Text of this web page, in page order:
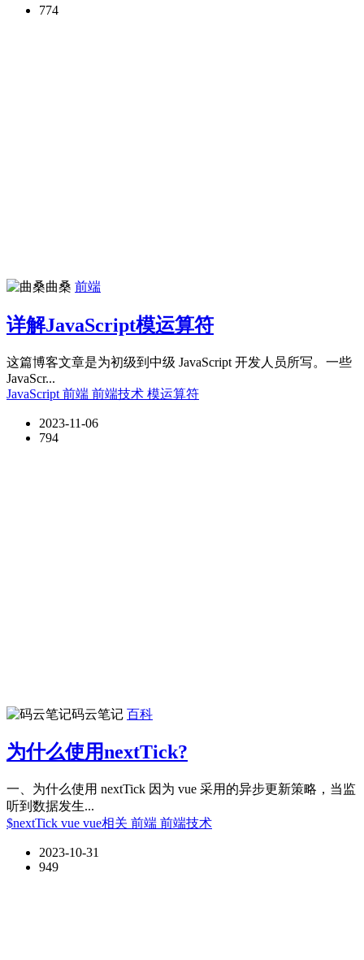
774
曲桑 前端
详解JavaScript模运算符
这篇博客文章是为初级到中级 JavaScript 开发人员所写。一些
JavaScr...
JavaScript 前端 前端技术 模运算符
2023-11-06
794
码云笔记 百科
为什么使用nextTick?
一、为什么使用 nextTick 因为 vue 采用的异步更新策略，当监
听到数据发生...
$nextTick vue vue相关 前端 前端技术
2023-10-31
949